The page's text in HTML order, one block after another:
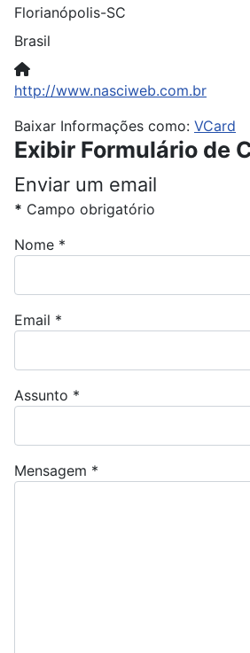
Florianópolis-SC
Brasil
Website:
http://www.nasciweb.com.br
Baixar Informações como: VCard
Exibir Formulário de
Enviar um email
* Campo obrigatório
Nome *
Email *
Assunto *
Mensagem *